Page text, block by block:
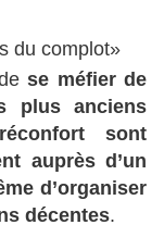
du complot»
dese méfier de
plus anciens
sont
auprès d’un
d’organiser
décentes.